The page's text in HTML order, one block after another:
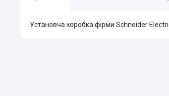
Установча коробка фірми Schneider